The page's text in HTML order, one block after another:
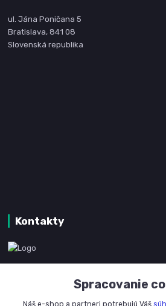
ul. Jána Poničana 5
Bratislava, 841 08
Slovenská republika
Kontakty
+421 905 327 801
Spracovanie
Náš e-shop a partneri potrebujú Váš